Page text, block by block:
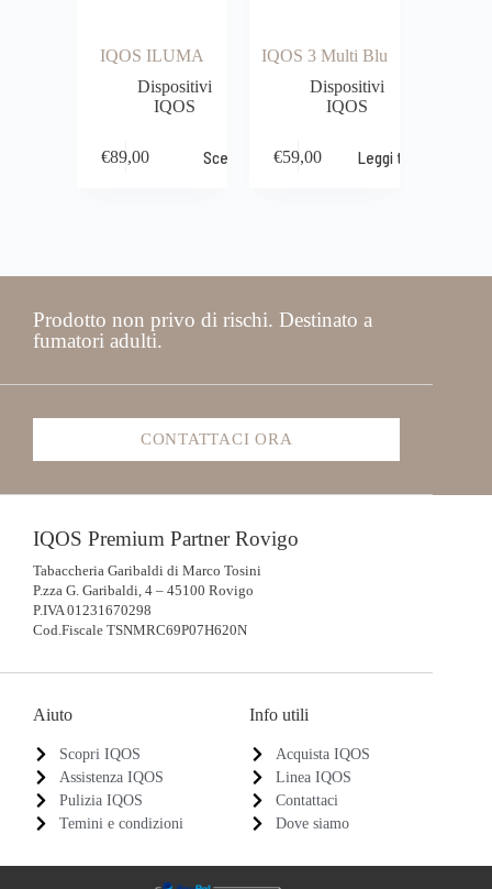
IQOS ILUMA
Dispositivi
IQOS
€89,00 Scegli
IQOS 3 Multi Blu
Dispositivi
IQOS
€59,00 Leggi tutto
Prodotto non privo di rischi. Destinato a
fumatori adulti.
CONTATTACI ORA
IQOS Premium Partner Rovigo
Tabaccheria Garibaldi di Marco Tosini
P.zza G. Garibaldi, 4 – 45100 Rovigo
P.IVA 01231670298
Cod.Fiscale TSNMRC69P07H620N
Aiuto
Scopri IQOS
Assistenza IQOS
Pulizia IQOS
Temini e condizioni
Info utili
Acquista IQOS
Linea IQOS
Contattaci
Dove siamo